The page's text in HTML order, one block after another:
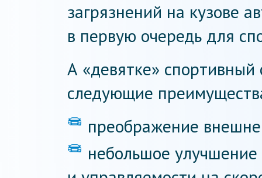
загрязнений на кузове
в первую очередь для
А «девятке» спортивный
следующие
преображение
небольшое улучшение